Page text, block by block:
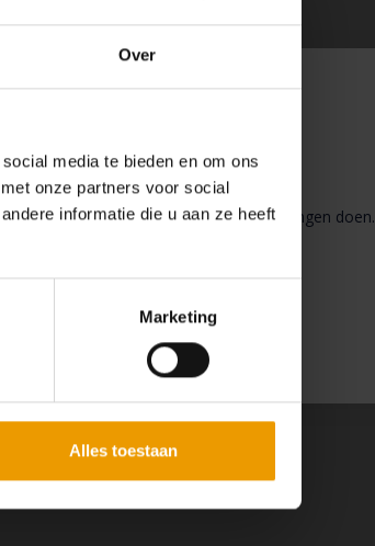
Pauze
houden wij pauze en kunt u geen bestellingen doen.
Over
media te bieden en om ons
onze partners voor social
informatie die u aan ze heeft
Marketing
Alles toestaan